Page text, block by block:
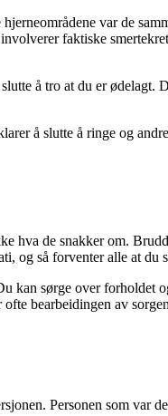
var de
faktiske
å tro at du er
å slutte å ringe og
hva de snakker om.
og så forventer alle at du
sørge over forholdet
bearbeidingen av
Personen som var